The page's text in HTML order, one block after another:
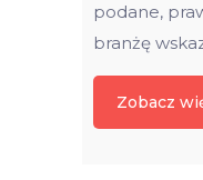
podane,
branżę
Zobacz